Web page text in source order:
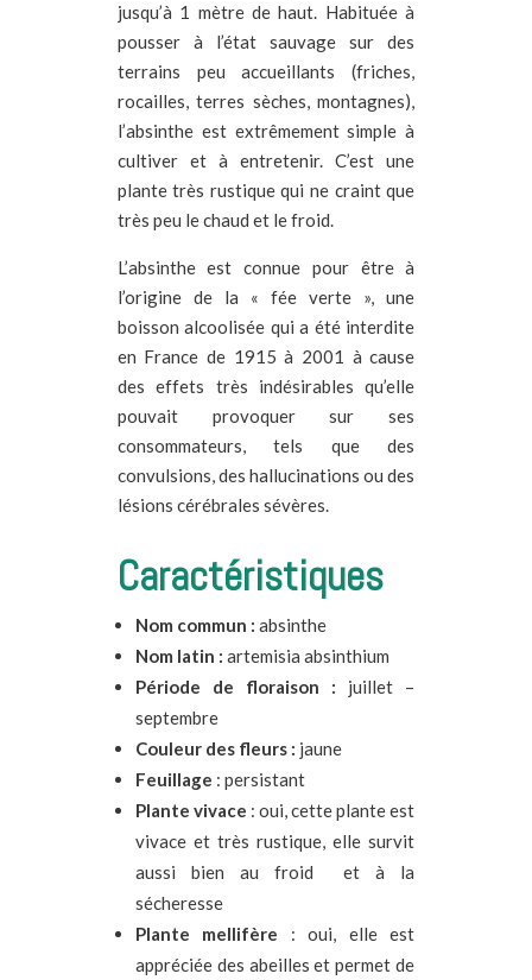
jusqu’à 1 mètre de haut. Habituée à
pousser à l’état sauvage sur des
terrains peu accueillants (friches,
rocailles, terres sèches, montagnes),
l’absinthe est extrêmement simple à
cultiver et à entretenir. C’est une
plante très rustique qui ne craint que
très peu le chaud et le froid.
L’absinthe est connue pour être à
l’origine de la « fée verte », une
boisson alcoolisée qui a été interdite
en France de 1915 à 2001 à cause
des effets très indésirables qu’elle
pouvait provoquer sur ses
consommateurs, tels que des
convulsions, des hallucinations ou des
lésions cérébrales sévères.
Caractéristiques
Nom commun : absinthe
Nom latin : artemisia absinthium
Période de floraison : juillet –
septembre
Couleur des fleurs : jaune
Feuillage : persistant
Plante vivace : oui, cette plante est
vivace et très rustique, elle survit
aussi bien au froid et à la
sécheresse
Plante mellifère : oui, elle est
appréciée des abeilles et permet de